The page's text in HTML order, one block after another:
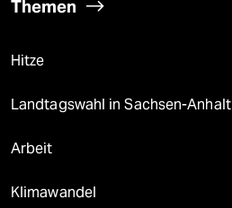
Themen
Hitze
Landtagswahl in Sachsen-Anhalt
Arbeit
Klimawandel